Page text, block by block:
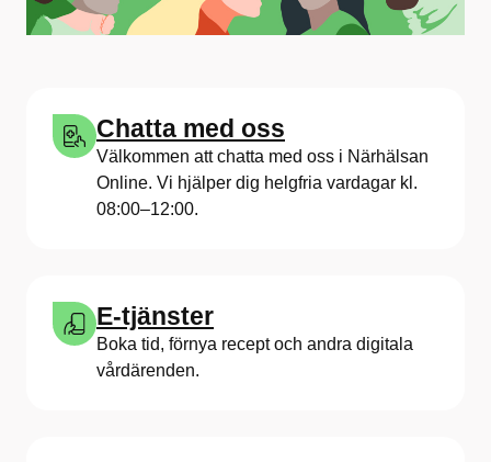
Chatta med oss
Välkommen att chatta med oss i Närhälsan
Online. Vi hjälper dig helgfria vardagar kl.
08:00–12:00.
E-tjänster
Boka tid, förnya recept och andra digitala
vårdärenden.